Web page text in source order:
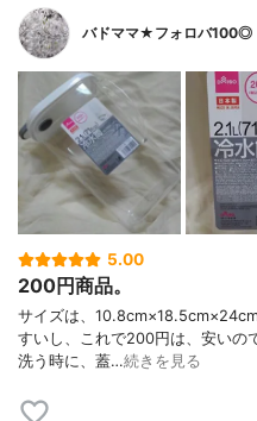
バドママ★フォロバ100◎
5.00
200円商品。
サイズは、
すいし、これで200円は、安いの
洗う時に、蓋…続きを見る